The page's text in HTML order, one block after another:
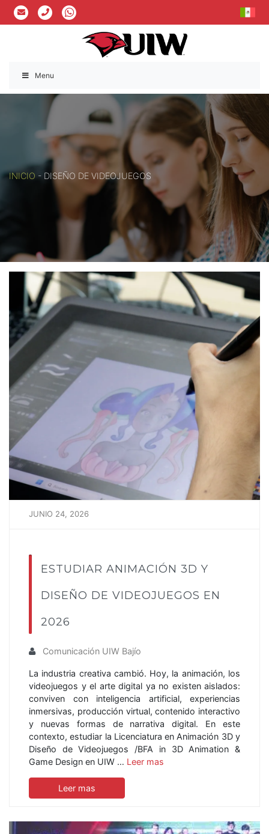
Menu
INICIO - DISEÑO DE VIDEOJUEGOS
JUNIO 24, 2026
ESTUDIAR ANIMACIÓN 3D Y
DISEÑO DE VIDEOJUEGOS EN
2026
Comunicación UIW Bajío
La industria creativa cambió. Hoy, la animación, los
videojuegos y el arte digital ya no existen aislados:
conviven con inteligencia artificial, experiencias
inmersivas, producción virtual, contenido interactivo
y nuevas formas de narrativa digital. En este
contexto, estudiar la Licenciatura en Animación 3D y
Diseño de Videojuegos /BFA in 3D Animation &
Game Design en UIW … Leer mas
Leer mas